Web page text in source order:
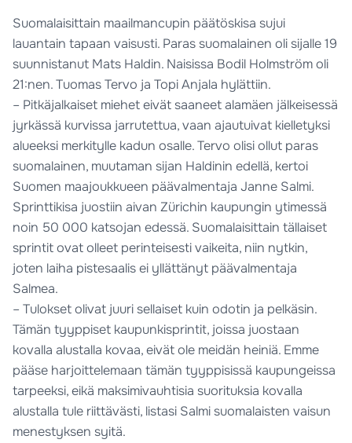
Suomalaisittain maailmancupin päätöskisa sujui
lauantain tapaan vaisusti. Paras suomalainen oli sijalle 19
suunnistanut Mats Haldin. Naisissa Bodil Holmström oli
21:nen. Tuomas Tervo ja Topi Anjala hylättiin.
– Pitkäjalkaiset miehet eivät saaneet alamäen jälkeisessä
jyrkässä kurvissa jarrutettua, vaan ajautuivat kielletyksi
alueeksi merkitylle kadun osalle. Tervo olisi ollut paras
suomalainen, muutaman sijan Haldinin edellä, kertoi
Suomen maajoukkueen päävalmentaja Janne Salmi.
Sprinttikisa juostiin aivan Zürichin kaupungin ytimessä
noin 50 000 katsojan edessä. Suomalaisittain tällaiset
sprintit ovat olleet perinteisesti vaikeita, niin nytkin,
joten laiha pistesaalis ei yllättänyt päävalmentaja
Salmea.
– Tulokset olivat juuri sellaiset kuin odotin ja pelkäsin.
Tämän tyyppiset kaupunkisprintit, joissa juostaan
kovalla alustalla kovaa, eivät ole meidän heiniä. Emme
pääse harjoittelemaan tämän tyyppisissä kaupungeissa
tarpeeksi, eikä maksimivauhtisia suorituksia kovalla
alustalla tule riittävästi, listasi Salmi suomalaisten vaisun
menestyksen syitä.